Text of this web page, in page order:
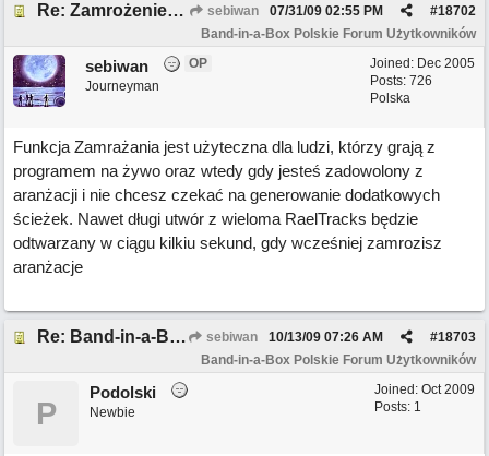
Re: Zamrożenie Utworu /Odmrożenie Utworu sebiwan #18702
07/31/09 02:55 PM
Band-in-a-Box Polskie Forum Użytkowników
Joined: Dec 2005
Posts: 726
Polska
sebiwan
OP
Journeyman
Funkcja Zamrażania jest użyteczna dla ludzi, którzy grają z
programem na żywo oraz wtedy gdy jesteś zadowolony z
aranżacji i nie chcesz czekać na generowanie dodatkowych
ścieżek. Nawet długi utwór z wieloma RaelTracks będzie
odtwarzany w ciągu kilkiu sekund, gdy wcześniej zamrozisz
aranżacje
Re: Band-in-a-Box 2009 sebiwan #18703
10/13/09 07:26 AM
Band-in-a-Box Polskie Forum Użytkowników
Joined: Oct 2009
Posts: 1
P
Podolski
Newbie